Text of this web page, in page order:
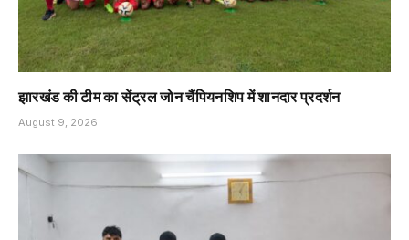
झारखंड की टीम का सेंट्रल जोन चैंपियनशिप में शानदार प्रदर्शन
August 9, 2026